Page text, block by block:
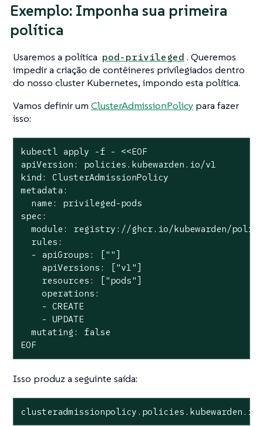
Exemplo: Imponha sua primeira
política
Usaremos a política pod-privileged . Queremos
impedir a criação de contêineres privilegiados dentro
do nosso cluster Kubernetes, impondo esta política.
Vamos definir um ClusterAdmissionPolicy para fazer
isso:
kubectl apply -f - <<EOF
apiVersion: policies.kubewarden.io/v1
kind: ClusterAdmissionPolicy
metadata:
  name: privileged-pods
spec:
module: registry://ghcr.io/kubewarden/
  rules:
  - apiGroups: [""]
    apiVersions: ["v1"]
    resources: ["pods"]
    operations:
    - CREATE
    - UPDATE
  mutating: false
EOF
Isso produz a seguinte saída: